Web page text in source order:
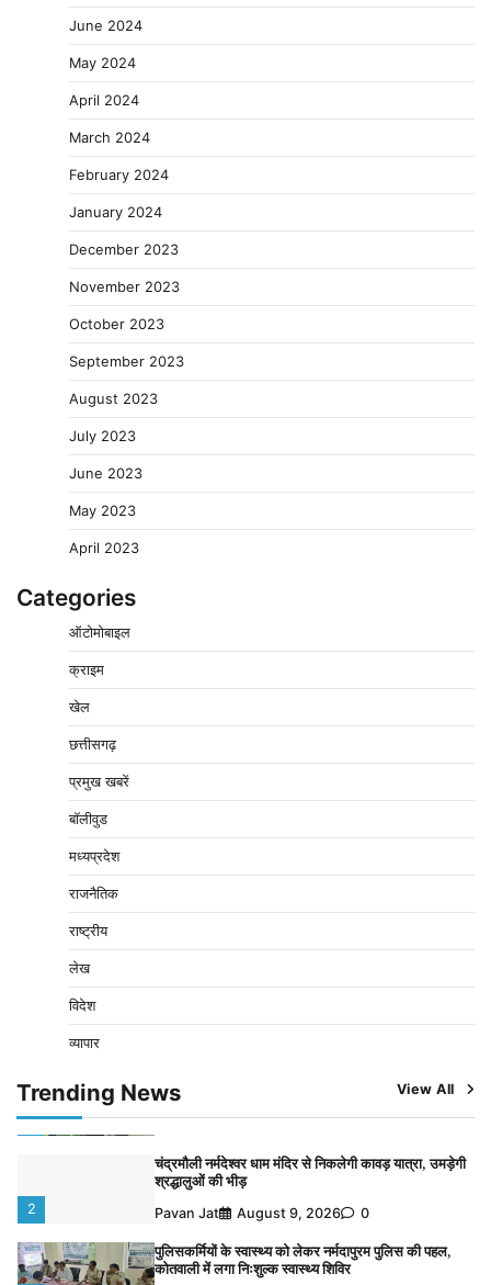
June 2024
May 2024
April 2024
March 2024
February 2024
January 2024
December 2023
November 2023
October 2023
September 2023
August 2023
July 2023
June 2023
May 2023
April 2023
Categories
ऑटोमोबाइल
क्राइम
खेल
छत्तीसगढ़
प्रमुख खबरें
बॉलीवुड
मध्यप्रदेश
राजनैतिक
राष्ट्रीय
लेख
विदेश
व्यापार
Trending News View All
कोतवाली में लगा निःशुल्क स्वास्थ्य शिविर
Pavan Jat August 8, 2026 0
बिजली आपूर्ति और मूंग खरीदी की समस्याओं को लेकर किसान
Pavan Jat August 8, 2026 0
भारी बारिश के बीच कायस्थ समाज ने किया पौधरोपण, पर्यावरण
चंद्रमौली नर्मदेश्वर धाम मंदिर से निकलेगी कावड़ यात्रा, उमड़ेगी
श्रद्धालुओं की भीड़
3
पुलिसकर्मियों के स्वास्थ्य को लेकर नर्मदापुरम पुलिस की पहल,
कोतवाली में लगा निःशुल्क स्वास्थ्य शिविर
Pavan Jat August 8, 2026 0
बिजली आपूर्ति और मूंग खरीदी की समस्याओं को लेकर किसान
मजदूर महासंघ ने सौंपा ज्ञापन